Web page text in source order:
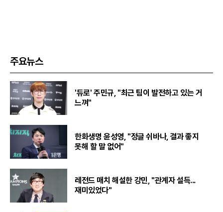
주요뉴스
'듀로' 주민규, "최근 팀이 발전하고 있는 거
느껴"
한화생명 윤성영, "정글 쉬바나, 결과 좋지
못해 할 말 없어"
레전드 매치 해설한 강민, "관계자 설득...
재미있었다"